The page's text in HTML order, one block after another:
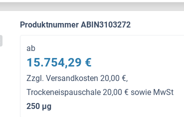
Produktnummer ABIN3103272
ab
15.754,29 €
Zzgl. Versandkosten 20,00 €,
Trockeneispauschale 20,00 € sowie MwSt
250 μg